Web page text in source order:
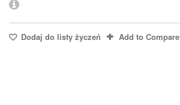
Dodaj do listy życzeń Add to Compare